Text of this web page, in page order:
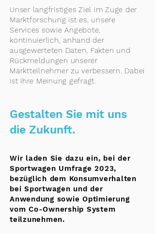
Unser langfristiges Ziel im Zuge der
Marktforschung ist es, unsere
Services sowie Angebote,
kontinuierlich, anhand der
ausgewerteten Daten, Fakten und
Rückmeldungen unserer
Marktteilnehmer zu verbessern. Dabei
ist Ihre Meinung gefragt.
Gestalten Sie mit uns
die Zukunft.
Wir laden Sie dazu ein, bei der
Sportwagen Umfrage 2023,
bezüglich dem Konsumverhalten
bei Sportwagen und der
Anwendung sowie Optimierung
vom Co-Ownership System
teilzunehmen.